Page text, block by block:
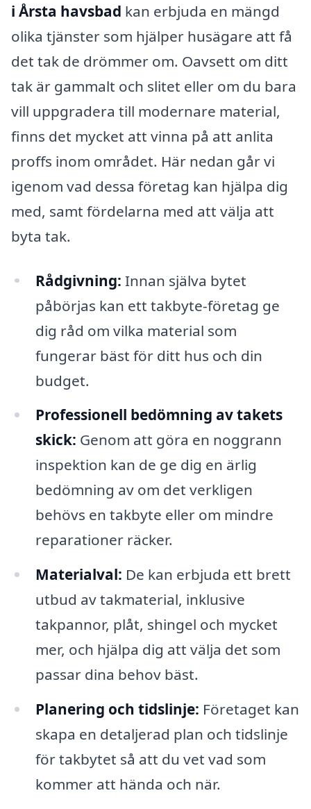
i Årsta havsbad kan erbjuda en mängd
olika tjänster som hjälper husägare att få
det tak de drömmer om. Oavsett om ditt
tak är gammalt och slitet eller om du bara
vill uppgradera till modernare material,
finns det mycket att vinna på att anlita
proffs inom området. Här nedan går vi
igenom vad dessa företag kan hjälpa dig
med, samt fördelarna med att välja att
byta tak.
Rådgivning: Innan själva bytet
påbörjas kan ett takbyte-företag ge
dig råd om vilka material som
fungerar bäst för ditt hus och din
budget.
Professionell bedömning av takets
skick: Genom att göra en noggrann
inspektion kan de ge dig en ärlig
bedömning av om det verkligen
behövs en takbyte eller om mindre
reparationer räcker.
Materialval: De kan erbjuda ett brett
utbud av takmaterial, inklusive
takpannor, plåt, shingel och mycket
mer, och hjälpa dig att välja det som
passar dina behov bäst.
Planering och tidslinje: Företaget kan
skapa en detaljerad plan och tidslinje
för takbytet så att du vet vad som
kommer att hända och när.